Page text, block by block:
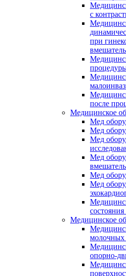
с
при
после
Медицинское
Мед
Мед
Мед
Мед
Мед
Мед
Медицинское
молочных
опорно-